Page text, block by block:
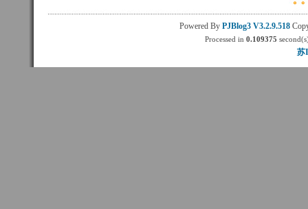
Powered By PJBlog3 V3.2.9.518
Processed in0.109375
苏